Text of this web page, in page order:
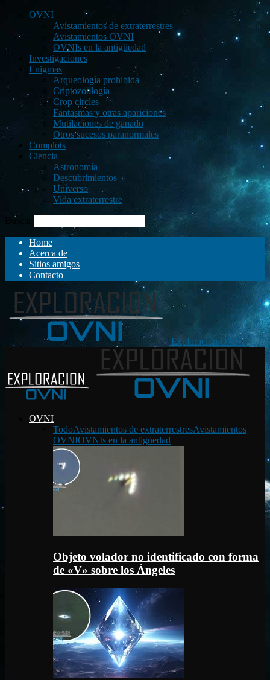
OVNI
Avistamientos de extraterrestres
Avistamientos OVNI
OVNIs en la antigüedad
Investigaciones
Enigmas
Arqueología prohibida
Criptozoología
Crop circles
Fantasmas y otras apariciones
Mutilaciones de ganado
Otros sucesos paranormales
Complots
Ciencia
Astronomía
Descubrimientos
Universo
Vida extraterrestre
Buscar
Home
Acerca de
Sitios amigos
Contacto
Exploración OVNI
OVNI
TodoAvistamientos de extraterrestresAvistamientos
OVNIOVNIs en la antigüedad
Objeto volador no identificado con forma
de «V» sobre los Ángeles